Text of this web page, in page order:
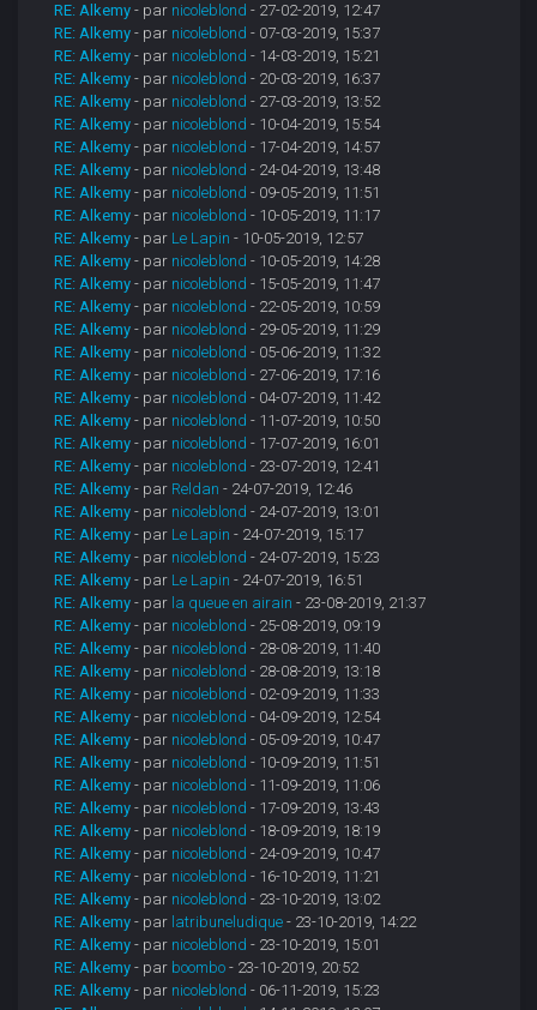
RE: Alkemy - par nicoleblond - 27-02-2019, 12:47
RE: Alkemy - par nicoleblond - 07-03-2019, 15:37
RE: Alkemy - par nicoleblond - 14-03-2019, 15:21
RE: Alkemy - par nicoleblond - 20-03-2019, 16:37
RE: Alkemy - par nicoleblond - 27-03-2019, 13:52
RE: Alkemy - par nicoleblond - 10-04-2019, 15:54
RE: Alkemy - par nicoleblond - 17-04-2019, 14:57
RE: Alkemy - par nicoleblond - 24-04-2019, 13:48
RE: Alkemy - par nicoleblond - 09-05-2019, 11:51
RE: Alkemy - par nicoleblond - 10-05-2019, 11:17
RE: Alkemy - par Le Lapin - 10-05-2019, 12:57
RE: Alkemy - par nicoleblond - 10-05-2019, 14:28
RE: Alkemy - par nicoleblond - 15-05-2019, 11:47
RE: Alkemy - par nicoleblond - 22-05-2019, 10:59
RE: Alkemy - par nicoleblond - 29-05-2019, 11:29
RE: Alkemy - par nicoleblond - 05-06-2019, 11:32
RE: Alkemy - par nicoleblond - 27-06-2019, 17:16
RE: Alkemy - par nicoleblond - 04-07-2019, 11:42
RE: Alkemy - par nicoleblond - 11-07-2019, 10:50
RE: Alkemy - par nicoleblond - 17-07-2019, 16:01
RE: Alkemy - par nicoleblond - 23-07-2019, 12:41
RE: Alkemy - par Reldan - 24-07-2019, 12:46
RE: Alkemy - par nicoleblond - 24-07-2019, 13:01
RE: Alkemy - par Le Lapin - 24-07-2019, 15:17
RE: Alkemy - par nicoleblond - 24-07-2019, 15:23
RE: Alkemy - par Le Lapin - 24-07-2019, 16:51
RE: Alkemy - par la queue en airain - 23-08-2019, 21:37
RE: Alkemy - par nicoleblond - 25-08-2019, 09:19
RE: Alkemy - par nicoleblond - 28-08-2019, 11:40
RE: Alkemy - par nicoleblond - 28-08-2019, 13:18
RE: Alkemy - par nicoleblond - 02-09-2019, 11:33
RE: Alkemy - par nicoleblond - 04-09-2019, 12:54
RE: Alkemy - par nicoleblond - 05-09-2019, 10:47
RE: Alkemy - par nicoleblond - 10-09-2019, 11:51
RE: Alkemy - par nicoleblond - 11-09-2019, 11:06
RE: Alkemy - par nicoleblond - 17-09-2019, 13:43
RE: Alkemy - par nicoleblond - 18-09-2019, 18:19
RE: Alkemy - par nicoleblond - 24-09-2019, 10:47
RE: Alkemy - par nicoleblond - 16-10-2019, 11:21
RE: Alkemy - par nicoleblond - 23-10-2019, 13:02
RE: Alkemy - par latribuneludique - 23-10-2019, 14:22
RE: Alkemy - par nicoleblond - 23-10-2019, 15:01
RE: Alkemy - par boombo - 23-10-2019, 20:52
RE: Alkemy - par nicoleblond - 06-11-2019, 15:23